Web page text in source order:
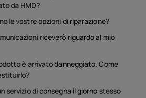
da HMD?
le vostre opzioni di riparazione?
riceverò riguardo al mio
è arrivato danneggiato. Come
servizio di consegna il giorno stesso